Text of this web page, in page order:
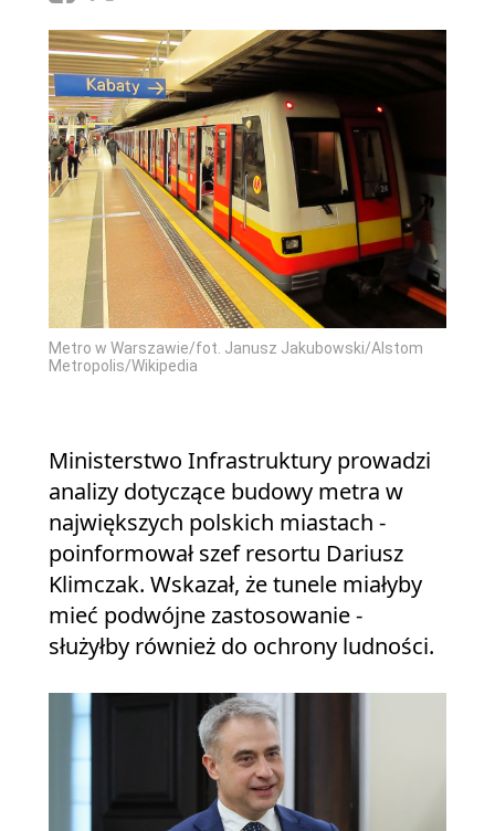
Metro w Warszawie/fot. Janusz Jakubowski/Alstom
Metropolis/Wikipedia
Ministerstwo Infrastruktury prowadzi
analizy dotyczące budowy metra w
największych polskich miastach -
poinformował szef resortu Dariusz
Klimczak. Wskazał, że tunele miałyby
mieć podwójne zastosowanie -
służyłby również do ochrony ludności.